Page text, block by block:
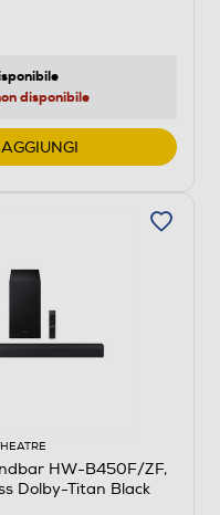
disponibile
AGGIUNGI
HW-B450F/ZF,
Dolby-Titan Black